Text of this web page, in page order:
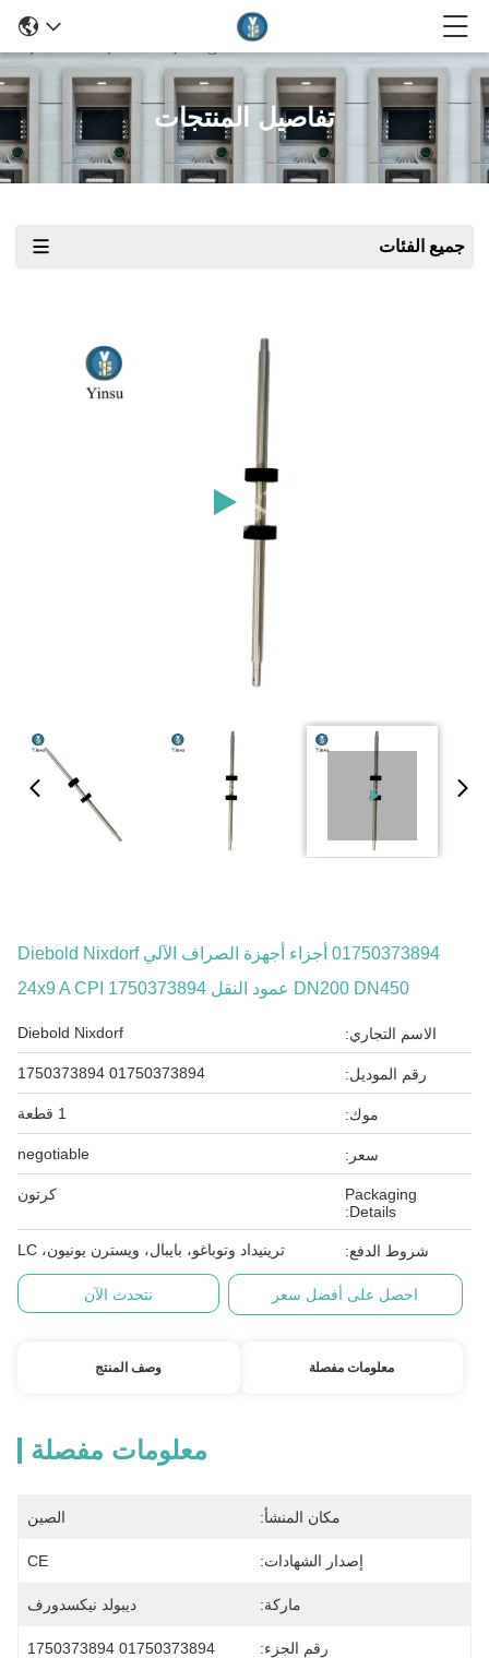
تفاصيل المنتجات
جميع الفئات
01750373894 أجزاء أجهزة الصراف الآلي Diebold Nixdorf
DN200 DN450 عمود النقل 24x9 A CPI 1750373894
الاسم التجاري: Diebold Nixdorf
رقم الموديل: 01750373894 1750373894
موك: 1 قطعة
سعر: negotiable
Packaging
Details:
كرتون
شروط الدفع: ترينيداد وتوباغو، بايبال، ويسترن يونيون، LC
احصل على أفضل سعر نتحدث الآن
معلومات مفصلة وصف المنتج
معلومات مفصلة
مكان المنشأ: الصين
إصدار الشهادات: CE
ماركة: ديبولد نيكسدورف
رقم الجزء: 01750373894 1750373894